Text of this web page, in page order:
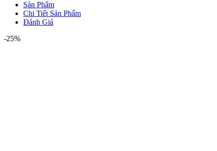
Sản Phẩm
Chi Tiết Sản Phẩm
Đánh Giá
-25%